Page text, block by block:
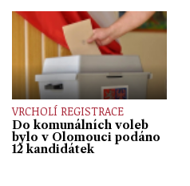
VRCHOLÍ REGISTRACE
Do komunálních voleb
bylo v Olomouci podáno
12 kandidátek